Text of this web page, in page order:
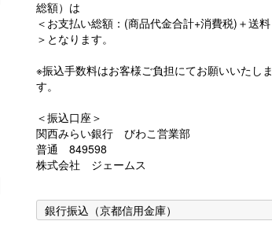
総額）は
＜お支払い総額：(商品代金合計+消費税)＋送料
＞となります。
※振込手数料はお客様ご負担にてお願いいたしま
す。
＜振込口座＞
関西みらい銀行 びわこ営業部
普通 849598
株式会社 ジェームス
銀行振込（京都信用金庫）